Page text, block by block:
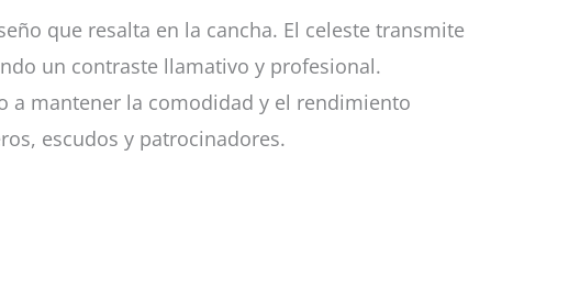
que resalta en la cancha. El celeste transmite
un contraste llamativo y profesional.
a mantener la comodidad y el rendimiento
escudos y patrocinadores.